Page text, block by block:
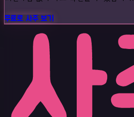
무료로 사주 보기